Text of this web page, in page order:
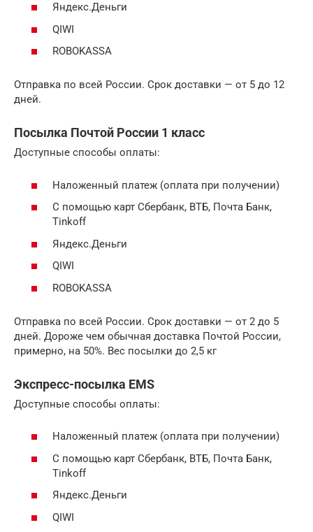
Яндекс.Деньги
QIWI
ROBOKASSA
Отправка по всей России. Срок доставки — от 5 до 12
дней.
Посылка Почтой России 1 класс
Доступные способы оплаты:
Наложенный платеж (оплата при получении)
С помощью карт Сбербанк, ВТБ, Почта Банк,
Tinkoff
Яндекс.Деньги
QIWI
ROBOKASSA
Отправка по всей России. Срок доставки — от 2 до 5
дней. Дороже чем обычная доставка Почтой России,
примерно, на 50%. Вес посылки до 2,5 кг
Экспресс-посылка EMS
Доступные способы оплаты:
Наложенный платеж (оплата при получении)
С помощью карт Сбербанк, ВТБ, Почта Банк,
Tinkoff
Яндекс.Деньги
QIWI